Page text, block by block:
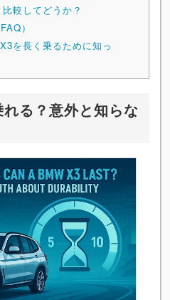
較してどうか？
）
を長く乗るために知っ
る？意外と知らな